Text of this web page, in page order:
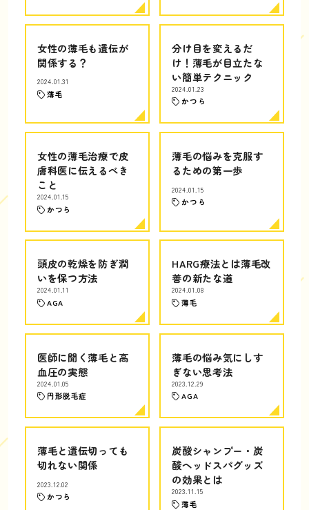
女性の薄毛も遺伝が
関係する？
2024.01.31
薄毛
分け目を変えるだ
け！薄毛が目立たな
い簡単テクニック
2024.01.23
かつら
女性の薄毛治療で皮
膚科医に伝えるべき
こと
2024.01.15
かつら
薄毛の悩みを克服す
るための第一歩
2024.01.15
かつら
頭皮の乾燥を防ぎ潤
いを保つ方法
2024.01.11
AGA
HARG療法とは薄毛改
善の新たな道
2024.01.08
薄毛
医師に聞く薄毛と高
血圧の実態
2024.01.05
円形脱毛症
薄毛の悩み気にしす
ぎない思考法
2023.12.29
AGA
薄毛と遺伝切っても
切れない関係
2023.12.02
かつら
炭酸シャンプー・炭
酸ヘッドスパグッズ
の効果とは
2023.11.15
薄毛